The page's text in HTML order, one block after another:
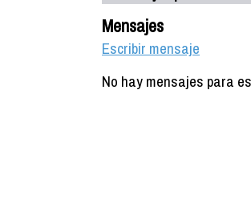
Mensajes
Escribir mensaje
No hay mensajes para